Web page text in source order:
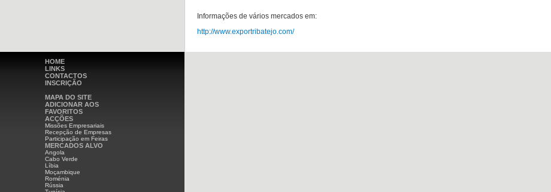
Informações de vários mercados em:
http://www.exportribatejo.com/
HOME
LINKS
CONTACTOS
INSCRIÇÃO
MAPA DO SITE
ADICIONAR AOS
FAVORITOS
ACÇÕES
Missões Empresariais
Recepção de Empresas
Participação em Feiras
MERCADOS ALVO
Angola
Cabo Verde
Líbia
Moçambique
Roménia
Rússia